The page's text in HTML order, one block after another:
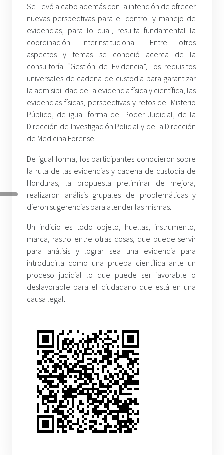
Se llevó a cabo además con la intención de ofrecer
nuevas perspectivas para el control y manejo de
evidencias, para lo cual, resulta fundamental la
coordinación interinstitucional. Entre otros
aspectos y temas se conoció acerca de la
consultoría “Gestión de Evidencia”, los requisitos
universales de cadena de custodia para garantizar
la admisibilidad de la evidencia física y científica, las
evidencias físicas, perspectivas y retos del Misterio
Público, de igual forma del Poder Judicial, de la
Dirección de Investigación Policial y de la Dirección
de Medicina Forense.
De igual forma, los participantes conocieron sobre
la ruta de las evidencias y cadena de custodia de
Honduras, la propuesta preliminar de mejora,
realizaron análisis grupales de problemáticas y
dieron sugerencias para atender las mismas.
Un indicio es todo objeto, huellas, instrumento,
marca, rastro entre otras cosas, que puede servir
para análisis y lograr sea una evidencia para
introducirla como una prueba científica ante un
proceso judicial lo que puede ser favorable o
desfavorable para el ciudadano que está en una
causa legal.